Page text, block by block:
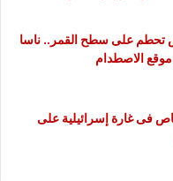
على سطح القمر.. ناسا
الاصطدام
8 أشحاص فى غارة إسرائيلية على